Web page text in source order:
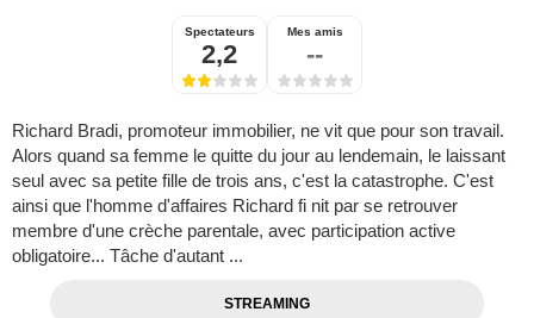
Spectateurs
2,2
Mes amis
--
Richard Bradi, promoteur immobilier, ne vit que pour son travail.
Alors quand sa femme le quitte du jour au lendemain, le laissant
seul avec sa petite fille de trois ans, c'est la catastrophe. C'est
ainsi que l'homme d'affaires Richard fi nit par se retrouver
membre d'une crèche parentale, avec participation active
obligatoire... Tâche d'autant ...
STREAMING